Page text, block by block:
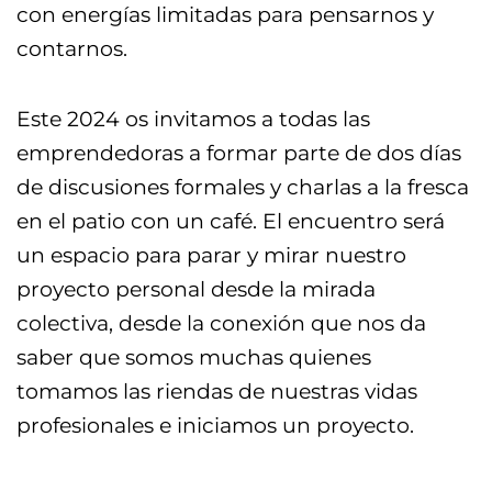
con energías limitadas para pensarnos y
contarnos.
Este 2024 os invitamos a todas las
emprendedoras a formar parte de dos días
de discusiones formales y charlas a la fresca
en el patio con un café. El encuentro será
un espacio para parar y mirar nuestro
proyecto personal desde la mirada
colectiva, desde la conexión que nos da
saber que somos muchas quienes
tomamos las riendas de nuestras vidas
profesionales e iniciamos un proyecto.